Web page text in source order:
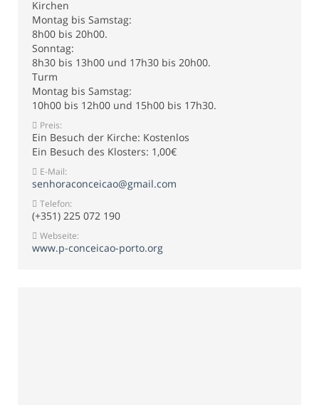
Kirchen
Montag bis Samstag:
8h00 bis 20h00.
Sonntag:
8h30 bis 13h00 und 17h30 bis 20h00.
Turm
Montag bis Samstag:
10h00 bis 12h00 und 15h00 bis 17h30.
Preis:
Ein Besuch der Kirche: Kostenlos
Ein Besuch des Klosters: 1,00€
E-Mail:
senhoraconceicao@gmail.com
Telefon:
(+351) 225 072 190
Webseite:
www.p-conceicao-porto.org